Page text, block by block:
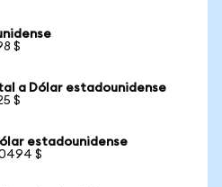
$
a Dólar estadounidense
$
estadounidense
$